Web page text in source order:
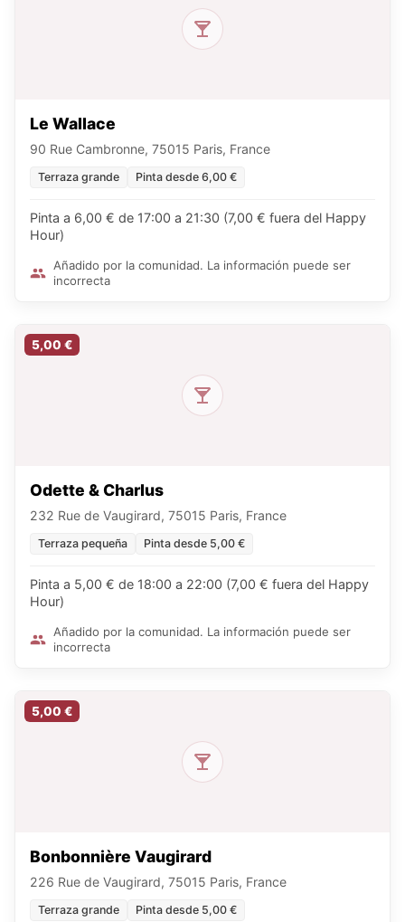
Le Wallace
90 Rue Cambronne, 75015 Paris, France
Terraza grande Pinta desde 6,00 €
Pinta a 6,00 € de 17:00 a 21:30 (7,00 € fuera del Happy
Hour)
Añadido por la comunidad. La información puede ser
incorrecta
5,00 €
Odette & Charlus
232 Rue de Vaugirard, 75015 Paris, France
Terraza pequeña Pinta desde 5,00 €
Pinta a 5,00 € de 18:00 a 22:00 (7,00 € fuera del Happy
Hour)
Añadido por la comunidad. La información puede ser
incorrecta
5,00 €
Bonbonnière Vaugirard
226 Rue de Vaugirard, 75015 Paris, France
Terraza grande Pinta desde 5,00 €